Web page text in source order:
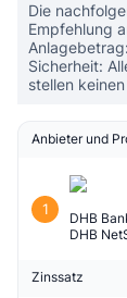
Die
Empfehlung
Sicherheit:
stellen
Anbieter und
1
DHB
DHB
Zinssatz